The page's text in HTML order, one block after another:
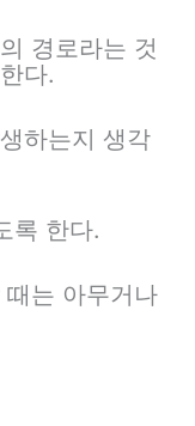
경로라는 것
다.
하는지 생각
록 한다.
는 아무거나